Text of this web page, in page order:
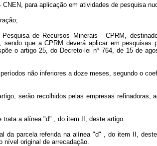
para aplicação em atividades de pesquisa
de Recursos Minerais - CPRM,
que a CPRM deverá aplicar em
o artigo 25, do Decreto-lei nº 764, de 15 de
não inferiores a doze meses, segundo o
serão recolhidos pelas empresas refinadoras,
a alínea "d" , do item II, deste artigo.
parcela referida na alínea "d" , do item II,
original de arrecadação.